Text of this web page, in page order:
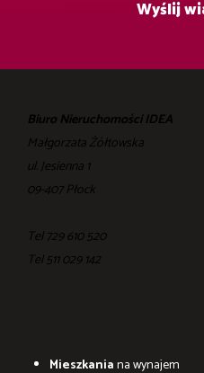
Biuro Nieruchomości IDEA
Małgorzata Żółtowska
ul. Jesienna 1
09-407 Płock
Tel 729 610 520
Tel ‎511 029 142
Mieszkaniana wynajem